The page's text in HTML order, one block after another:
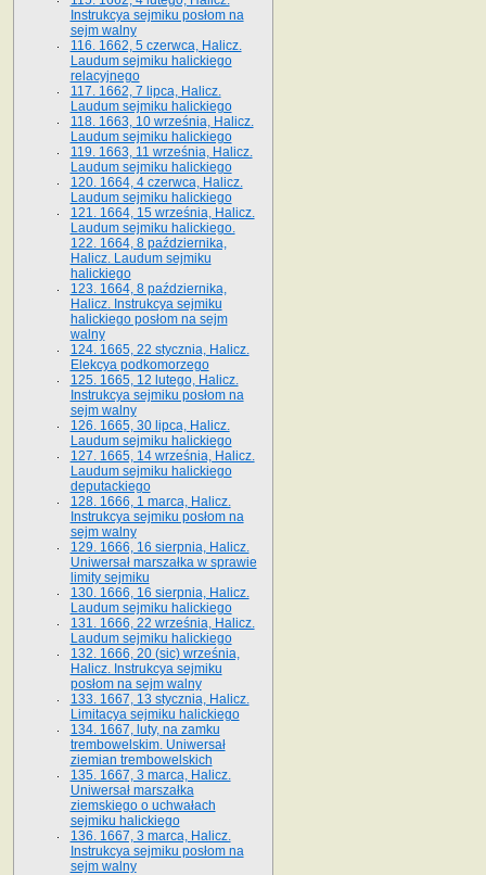
Instrukcya sejmiku posłom na
sejm walny
116. 1662, 5 czerwca, Halicz.
Laudum sejmiku halickiego
relacyjnego
117. 1662, 7 lipca, Halicz.
Laudum sejmiku halickiego
118. 1663, 10 września, Halicz.
Laudum sejmiku halickiego
119. 1663, 11 września, Halicz.
Laudum sejmiku halickiego
120. 1664, 4 czerwca, Halicz.
Laudum sejmiku halickiego
121. 1664, 15 września, Halicz.
Laudum sejmiku halickiego.
122. 1664, 8 października,
Halicz. Laudum sejmiku
halickiego
123. 1664, 8 października,
Halicz. Instrukcya sejmiku
halickiego posłom na sejm
walny
124. 1665, 22 stycznia, Halicz.
Elekcya podkomorzego
125. 1665, 12 lutego, Halicz.
Instrukcya sejmiku posłom na
sejm walny
126. 1665, 30 lipca, Halicz.
Laudum sejmiku halickiego
127. 1665, 14 września, Halicz.
Laudum sejmiku halickiego
deputackiego
128. 1666, 1 marca, Halicz.
Instrukcya sejmiku posłom na
sejm walny
129. 1666, 16 sierpnia, Halicz.
Uniwersał marszałka w sprawie
limity sejmiku
130. 1666, 16 sierpnia, Halicz.
Laudum sejmiku halickiego
131. 1666, 22 września, Halicz.
Laudum sejmiku halickiego
132. 1666, 20 (sic) września,
Halicz. Instrukcya sejmiku
posłom na sejm walny
133. 1667, 13 stycznia, Halicz.
Limitacya sejmiku halickiego
134. 1667, luty, na zamku
trembowelskim. Uniwersał
ziemian trembowelskich
135. 1667, 3 marca, Halicz.
Uniwersał marszałka
ziemskiego o uchwałach
sejmiku halickiego
136. 1667, 3 marca, Halicz.
Instrukcya sejmiku posłom na
sejm walny